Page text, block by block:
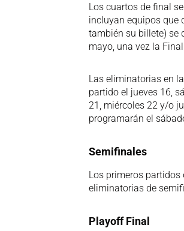
Los cuartos de final
incluyan equipos que
también su billete) se
mayo, una vez la
Las eliminatorias en
partido el jueves 16,
21, miércoles 22 y/o
programarán el
Semifinales
Los primeros partidos
eliminatorias de
Playoff Final